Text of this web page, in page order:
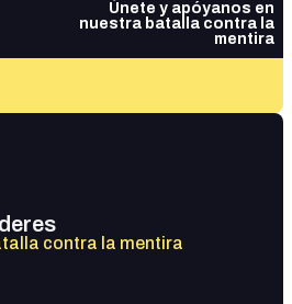
Únete y apóyanos en
nuestra batalla contra la
mentira
contra la mentira